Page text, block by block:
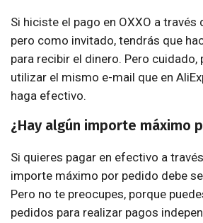
Si hiciste el pago en OXXO a través
pero como invitado, tendrás que
para recibir el dinero. Pero cuidado,
utilizar el mismo e-mail que en
haga efectivo.
¿Hay algún importe máximo
Si quieres pagar en efectivo a
importe máximo por pedido debe
Pero no te preocupes, porque
pedidos para realizar pagos